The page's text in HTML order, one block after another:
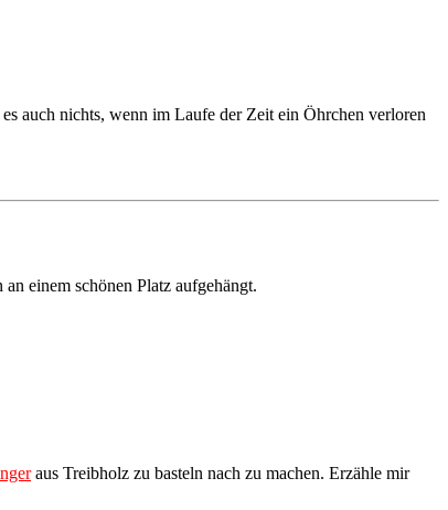
auch nichts, wenn im Laufe der Zeit ein Öhrchen verloren
einem schönen Platz aufgehängt.
aus Treibholz zu basteln nach zu machen. Erzähle mir